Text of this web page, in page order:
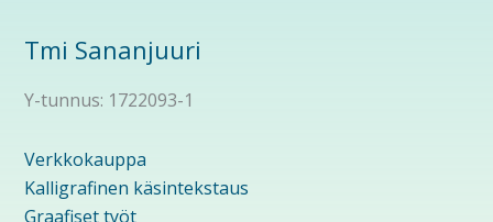
Tmi Sananjuuri
Y-tunnus: 1722093-1
Verkkokauppa
Kalligrafinen käsintekstaus
Graafiset työt